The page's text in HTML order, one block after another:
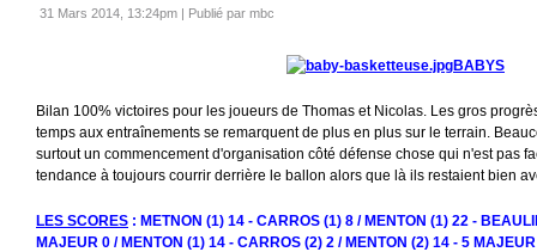
31 Mars 2014, 13:24pm | Publié par mbc
BABYS
Bilan 100% victoires pour les joueurs de Thomas et Nicolas. Les gros
temps aux entraînements se remarquent de plus en plus sur le terrain.
surtout un commencement d'organisation côté défense chose qui n'est pas
tendance à toujours courrir derrière le ballon alors que là ils restaient bien
LES SCORES : METNON (1) 14 - CARROS (1) 8 / MENTON (1) 22 -
MAJEUR 0 / MENTON (1) 14 - CARROS (2) 2 / MENTON (2) 14 - 5